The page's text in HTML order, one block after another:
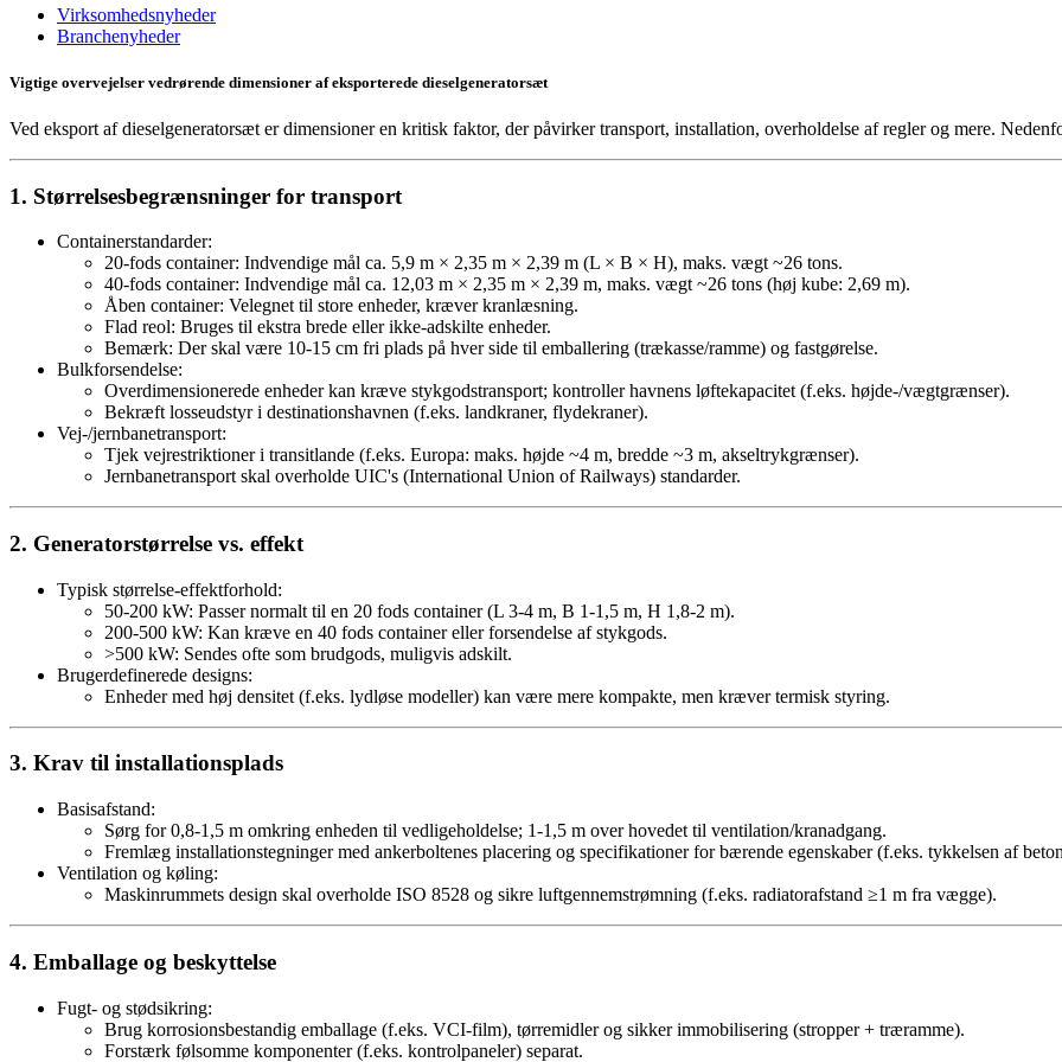
Virksomhedsnyheder
Branchenyheder
Vigtige overvejelser vedrørende dimensioner af eksporterede dieselgeneratorsæt
Ved eksport af dieselgeneratorsæt er dimensioner en kritisk faktor, der påvirker transport, installation, overholdelse af regler og mere.
1. Størrelsesbegrænsninger for transport
Containerstandarder:
20-fods container: Indvendige mål ca. 5,9 m × 2,35 m × 2,39 m (L × B × H), maks. vægt ~26 tons.
40-fods container: Indvendige mål ca. 12,03 m × 2,35 m × 2,39 m, maks. vægt ~26 tons (høj kube: 2,69 m).
Åben container: Velegnet til store enheder, kræver kranlæsning.
Flad reol: Bruges til ekstra brede eller ikke-adskilte enheder.
Bemærk: Der skal være 10-15 cm fri plads på hver side til emballering (trækasse/ramme) og fastgørelse.
Bulkforsendelse:
Overdimensionerede enheder kan kræve stykgodstransport; kontroller havnens løftekapacitet (f.eks. højde-/vægtgrænser).
Bekræft losseudstyr i destinationshavnen (f.eks. landkraner, flydekraner).
Vej-/jernbanetransport:
Tjek vejrestriktioner i transitlande (f.eks. Europa: maks. højde ~4 m, bredde ~3 m, akseltrykgrænser).
Jernbanetransport skal overholde UIC's (International Union of Railways) standarder.
2. Generatorstørrelse vs. effekt
Typisk størrelse-effektforhold:
50-200 kW: Passer normalt til en 20 fods container (L 3-4 m, B 1-1,5 m, H 1,8-2 m).
200-500 kW: Kan kræve en 40 fods container eller forsendelse af stykgods.
>500 kW: Sendes ofte som brudgods, muligvis adskilt.
Brugerdefinerede designs:
Enheder med høj densitet (f.eks. lydløse modeller) kan være mere kompakte, men kræver termisk styring.
3. Krav til installationsplads
Basisafstand:
Sørg for 0,8-1,5 m omkring enheden til vedligeholdelse; 1-1,5 m over hovedet til ventilation/kranadgang.
Fremlæg installationstegninger med ankerboltenes placering og specifikationer for bærende egenskaber (f.eks. tykkelsen af
Ventilation og køling:
Maskinrummets design skal overholde ISO 8528 og sikre luftgennemstrømning (f.eks. radiatorafstand ≥1 m fra vægge).
4. Emballage og beskyttelse
Fugt- og stødsikring:
Brug korrosionsbestandig emballage (f.eks. VCI-film), tørremidler og sikker immobilisering (stropper + træramme).
Forstærk følsomme komponenter (f.eks. kontrolpaneler) separat.